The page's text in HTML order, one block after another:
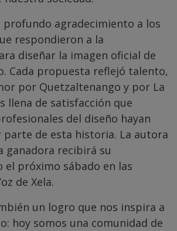
profundo agradecimiento a los
respondieron a la
diseñar la imagen oficial de
Cada propuesta reflejó talento,
por Quetzaltenango y por La
llena de satisfacción que
del diseño hayan
de esta historia. La autora
ganadora recibirá su
el próximo sábado en las
de Xela.
un logro que nos inspira a
hoy somos una comunidad de